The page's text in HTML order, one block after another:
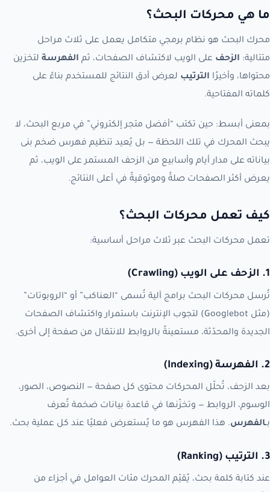
ما هي محركات البحث؟
محرك البحث هو نظام برمجي متكامل يعمل على ثلاث مراحل
متتالية: الزحف على الويب لاكتشاف الصفحات، ثم الفهرسة لتخزين
محتواها، وأخيرًا الترتيب لعرض أدق النتائج للمستخدم بناءً على
كلماته المفتاحية.
بمعنى أبسط: حين تكتب “أفضل متجر إلكتروني” في مربع البحث، لا
يبحث المحرك في تلك اللحظة — بل يُعيد تنظيم فهرس ضخم بنى
بياناته على مدار أيام وأسابيع من الزحف المستمر على الويب، ثم
يعرض أكثر الصفحات صلةً وموثوقيةً في أعلى النتائج.
كيف تعمل محركات البحث؟
تعمل محركات البحث عبر ثلاث مراحل أساسية:
1. الزحف على الويب (Crawling)
تُرسل محركات البحث برامج آلية تُسمى “العناكب” أو “الروبوتات”
(مثل Googlebot) لتجوب الإنترنت باستمرار واكتشاف الصفحات
الجديدة والمحدّثة، مستعينةً بالروابط للانتقال من صفحة إلى أخرى.
2. الفهرسة (Indexing)
بعد الزحف، تُحلّل المحركات محتوى كل صفحة — النصوص، الصور،
الوسوم، الروابط — وتخزّنها في قاعدة بيانات ضخمة تُعرف
بـالفهرس. هذا الفهرس هو ما يُستعرض فعليًا عند كل عملية بحث.
3. الترتيب (Ranking)
عند كتابة كلمة بحث، يُقيّم المحرك مئات العوامل في أجزاء من